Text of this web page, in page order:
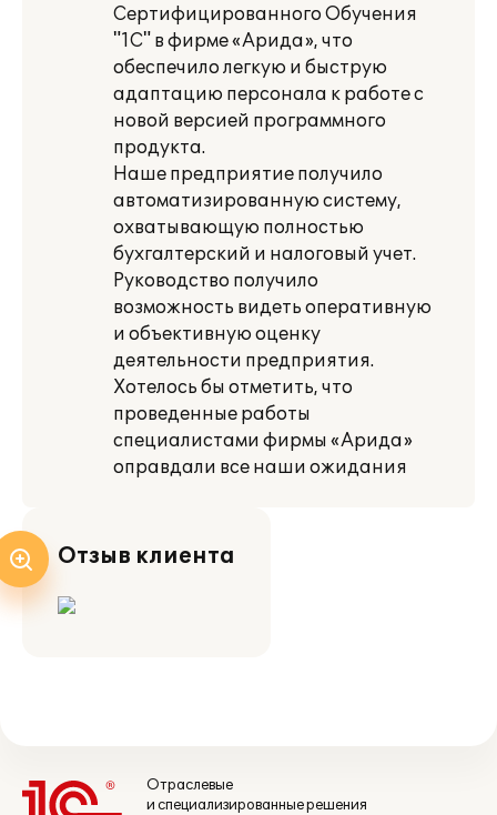
Сертифицированного Обучения
"1С" в фирме «Арида», что
обеспечило легкую и быструю
адаптацию персонала к работе с
новой версией программного
продукта.
Наше предприятие получило
автоматизированную систему,
охватывающую полностью
бухгалтерский и налоговый учет.
Руководство получило
возможность видеть оперативную
и объективную оценку
деятельности предприятия.
Хотелось бы отметить, что
проведенные работы
специалистами фирмы «Арида»
оправдали все наши ожидания
Отзыв клиента
Отраслевые
и специализированные решения